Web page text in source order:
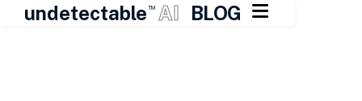
undetectable TM AI BLOG 